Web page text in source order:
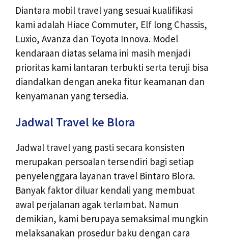
Diantara mobil travel yang sesuai kualifikasi
kami adalah Hiace Commuter, Elf long Chassis,
Luxio, Avanza dan Toyota Innova. Model
kendaraan diatas selama ini masih menjadi
prioritas kami lantaran terbukti serta teruji bisa
diandalkan dengan aneka fitur keamanan dan
kenyamanan yang tersedia.
Jadwal Travel ke Blora
Jadwal travel yang pasti secara konsisten
merupakan persoalan tersendiri bagi setiap
penyelenggara layanan travel Bintaro Blora.
Banyak faktor diluar kendali yang membuat
awal perjalanan agak terlambat. Namun
demikian, kami berupaya semaksimal mungkin
melaksanakan prosedur baku dengan cara